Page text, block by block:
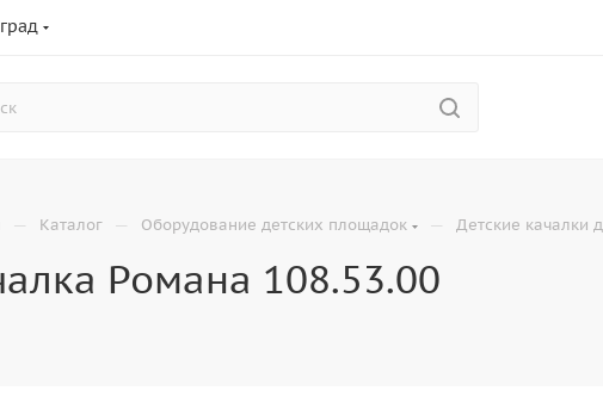
— Каталог — Оборудование детских площадок — Детские качалки
Романа 108.53.00